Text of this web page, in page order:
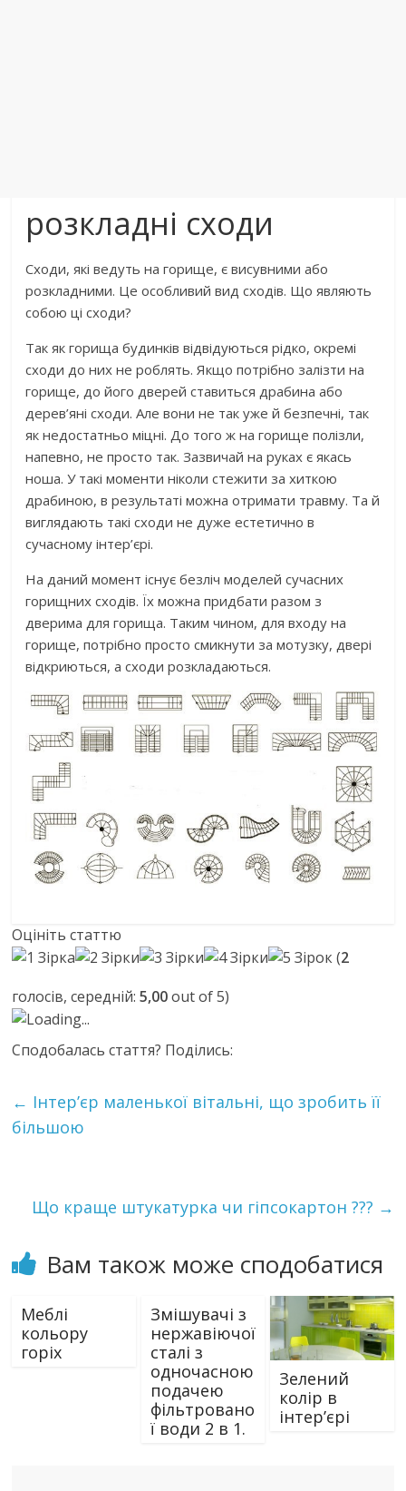
розкладні сходи
Сходи, які ведуть на горище, є висувними або
розкладними. Це особливий вид сходів. Що являють
собою ці сходи?
Так як горища будинків відвідуються рідко, окремі
сходи до них не роблять. Якщо потрібно залізти на
горище, до його дверей ставиться драбина або
дерев’яні сходи. Але вони не так уже й безпечні, так
як недостатньо міцні. До того ж на горище полізли,
напевно, не просто так. Зазвичай на руках є якась
ноша. У такі моменти ніколи стежити за хиткою
драбиною, в результаті можна отримати травму. Та й
виглядають такі сходи не дуже естетично в
сучасному інтер’єрі.
На даний момент існує безліч моделей сучасних
горищних сходів. Їх можна придбати разом з
дверима для горища. Таким чином, для входу на
горище, потрібно просто смикнути за мотузку, двері
відкриються, а сходи розкладаються.
Оцініть статтю
(2
голосів, середній:5,00out of 5)
Loading...
Сподобалась стаття? Поділись:
← Інтер’єр маленької вітальні, що зробить її
більшою
Що краще штукатурка чи гіпсокартон ??? →
Вам також може сподобатися
Меблі
кольору
горіх
Змішувачі з
нержавіючої
сталі з
одночасною
подачею
фільтровано
ї води 2 в 1.
Зелений
колір в
інтер’єрі